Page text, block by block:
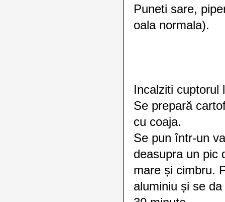
Puneti sare,
oala normala).
Incalziti cuptorul
Se prepară
cu coaja.
Se pun într-un
deasupra un pic
mare și cimbru.
aluminiu și se